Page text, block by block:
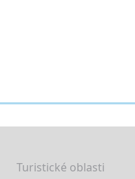
Turistické oblasti